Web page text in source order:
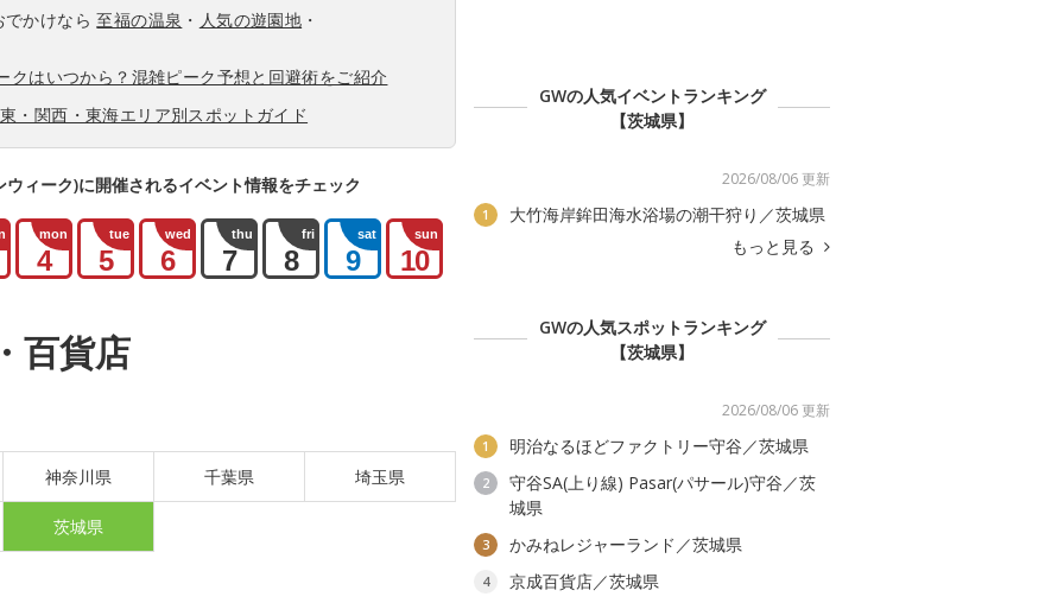
でかけなら至福の温泉 ・ 人気の遊園地 ・
クはいつから？混雑ピーク予想と回避術をご紹介
・関西・東海エリア別スポットガイド
ィーク)に開催されるイベント情報をチェック
mon
4
tue
5
wed
6
thu
7
fri
8
sat
9
sun
10
百貨店
神奈川県 千葉県 埼玉県
茨城県
GWの人気イベントランキング
【茨城県】
2026/08/06 更新
1
大竹海岸鉾田海水浴場の潮干狩り／茨城県
もっと見る
GWの人気スポットランキング
【茨城県】
2026/08/06 更新
1 明治なるほどファクトリー守谷／茨城県
2
守谷SA(上り線) Pasar(パサール)守谷／茨
城県
3 かみねレジャーランド／茨城県
4 京成百貨店／茨城県